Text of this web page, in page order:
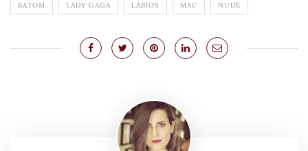
BATOM LADY GAGA LÁBIOS MAC NUDE